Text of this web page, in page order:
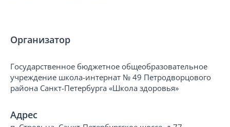
Организатор
Государственное бюджетное общеобразовательное
учреждение школа-интернат № 49 Петродворцового
района Санкт-Петербурга «Школа здоровья»
Адрес